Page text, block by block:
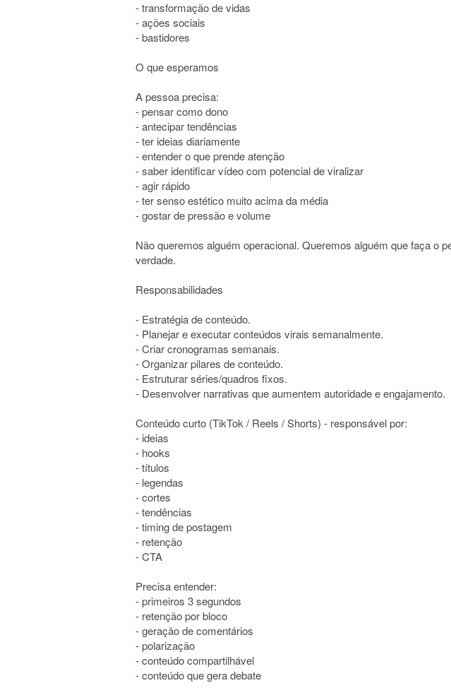
- transformação de vidas
- ações sociais
- bastidores
O que esperamos
A pessoa precisa:
- pensar como dono
- antecipar tendências
- ter ideias diariamente
- entender o que prende atenção
- saber identificar vídeo com potencial de viralizar
- agir rápido
- ter senso estético muito acima da média
- gostar de pressão e volume
Não queremos alguém operacional. Queremos alguém que faça o
verdade.
Responsabilidades
- Estratégia de conteúdo.
- Planejar e executar conteúdos virais semanalmente.
- Criar cronogramas semanais.
- Organizar pilares de conteúdo.
- Estruturar séries/quadros fixos.
- Desenvolver narrativas que aumentem autoridade e engajamento.
Conteúdo curto (TikTok / Reels / Shorts) - responsável por:
- ideias
- hooks
- títulos
- legendas
- cortes
- tendências
- timing de postagem
- retenção
- CTA
Precisa entender:
- primeiros 3 segundos
- retenção por bloco
- geração de comentários
- polarização
- conteúdo compartilhável
- conteúdo que gera debate